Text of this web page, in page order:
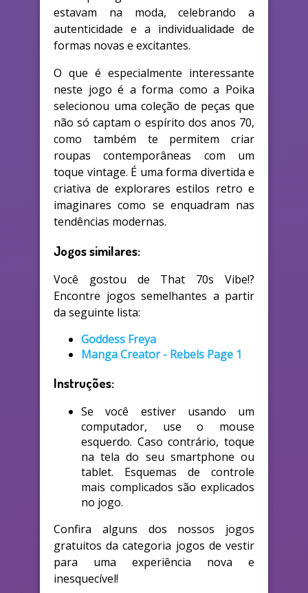
estavam na moda, celebrando a
autenticidade e a individualidade de
formas novas e excitantes.
O que é especialmente interessante
neste jogo é a forma como a Poika
selecionou uma coleção de peças que
não só captam o espírito dos anos 70,
como também te permitem criar
roupas contemporâneas com um
toque vintage. É uma forma divertida e
criativa de explorares estilos retro e
imaginares como se enquadram nas
tendências modernas.
Jogos similares:
Você gostou de That 70s Vibe!?
Encontre jogos semelhantes a partir
da seguinte lista:
Goddess Freya
Manga Creator - Rebels Page 1
Instruções:
Se você estiver usando um
computador, use o mouse
esquerdo. Caso contrário, toque
na tela do seu smartphone ou
tablet. Esquemas de controle
mais complicados são explicados
no jogo.
Confira alguns dos nossos jogos
gratuitos da categoria jogos de vestir
para uma experiência nova e
inesquecível!